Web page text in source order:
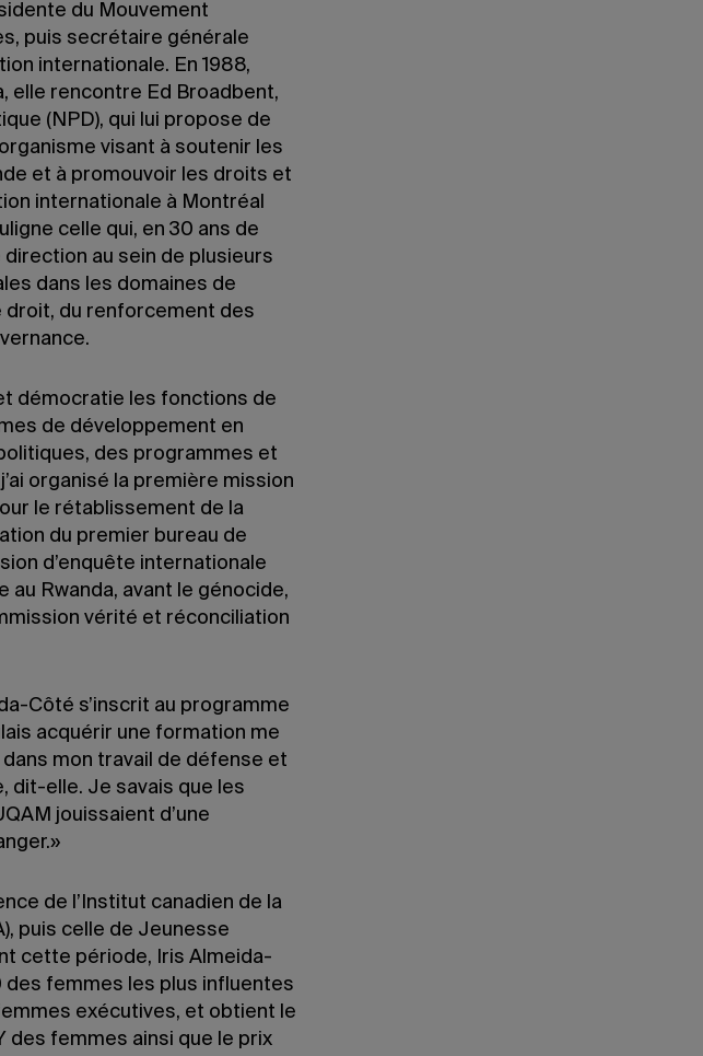
du Mouvement
puis secrétaire générale
internationale. En 1988,
elle rencontre Ed Broadbent,
(NPD), qui lui propose de
visant à soutenir les
et à promouvoir les droits et
internationale à Montréal
celle qui, en 30 ans de
au sein de plusieurs
dans les domaines de
droit, du renforcement des
démocratie les fonctions de
de développement en
des programmes et
organisé la première mission
le rétablissement de la
du premier bureau de
d’enquête internationale
Rwanda, avant le génocide,
vérité et réconciliation
Côté s’inscrit au programme
acquérir une formation me
mon travail de défense et
dit-elle. Je savais que les
jouissaient d’une
de l’Institut canadien de la
puis celle de Jeunesse
cette période, Iris Almeida-
des femmes les plus influentes
exécutives, et obtient le
des femmes ainsi que le prix